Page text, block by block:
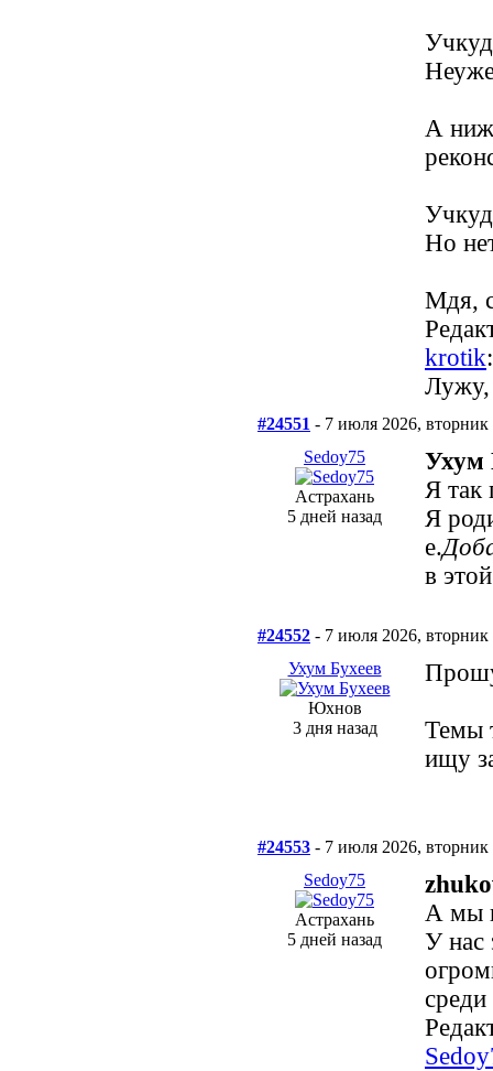
А
Но
Мдя,
krotik
#24551 - 7 июля 2026, вторник
Sedoy75
Астрахань
5 дней назад
Ухум
Я так
Я
е.
в
#24552 - 7 июля 2026, вторник
Ухум Бухеев
Юхнов
3 дня назад
Темы
ищу
#24553 - 7 июля 2026, вторник
Sedoy75
Астрахань
5 дней назад
А мы
У нас